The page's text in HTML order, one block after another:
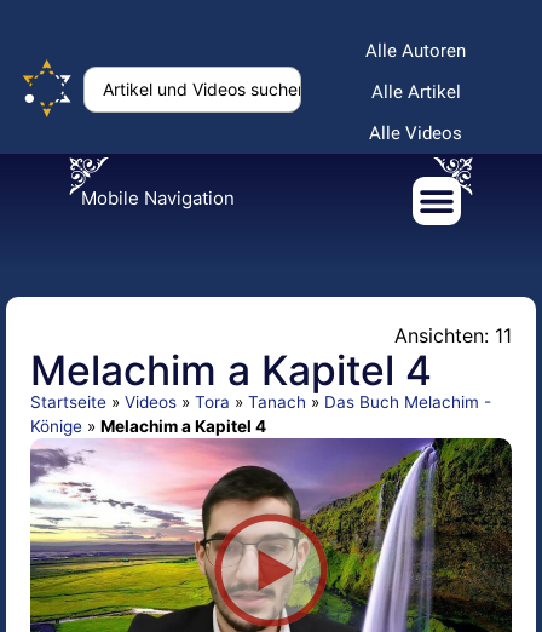
Alle Autoren
Alle Artikel
Alle Videos
Mobile Navigation
Ansichten: 11
Melachim a Kapitel 4
Startseite » Videos » Tora » Tanach » Das Buch Melachim -
Könige » Melachim a Kapitel 4